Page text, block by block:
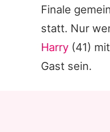
Finale
statt. Nur
Harry (41)
Gast sein.